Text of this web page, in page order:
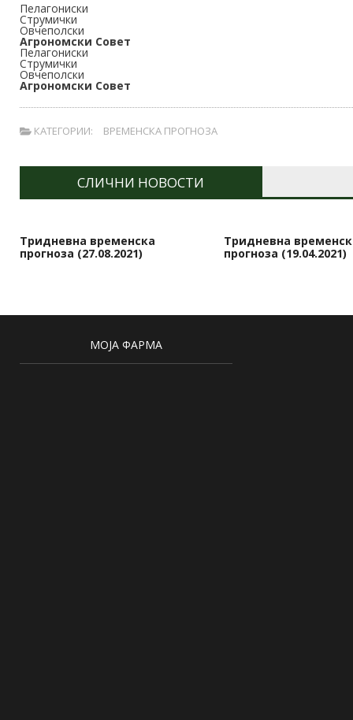
Пелагониски
Струмички
Овчеполски
Агрономски Совет
Пелагониски
Струмички
Овчеполски
Агрономски Совет
КАТЕГОРИИ: ВРЕМЕНСКА ПРОГНОЗА
СЛИЧНИ НОВОСТИ
Тридневна временска
прогноза (27.08.2021)
Тридневна
прогноза (19.04.2021)
МОЈА ФАРМА